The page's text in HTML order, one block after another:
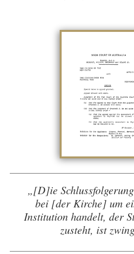
„[D]ie
bei [der Kirche] um
Institution handelt, der
zusteht, ist